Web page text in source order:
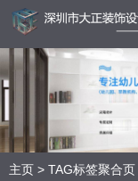
主页 > TAG标签聚合页